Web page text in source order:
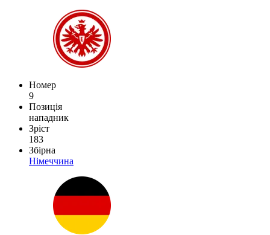
Номер
9
Позиція
нападник
Зріст
183
Збірна
Німеччина